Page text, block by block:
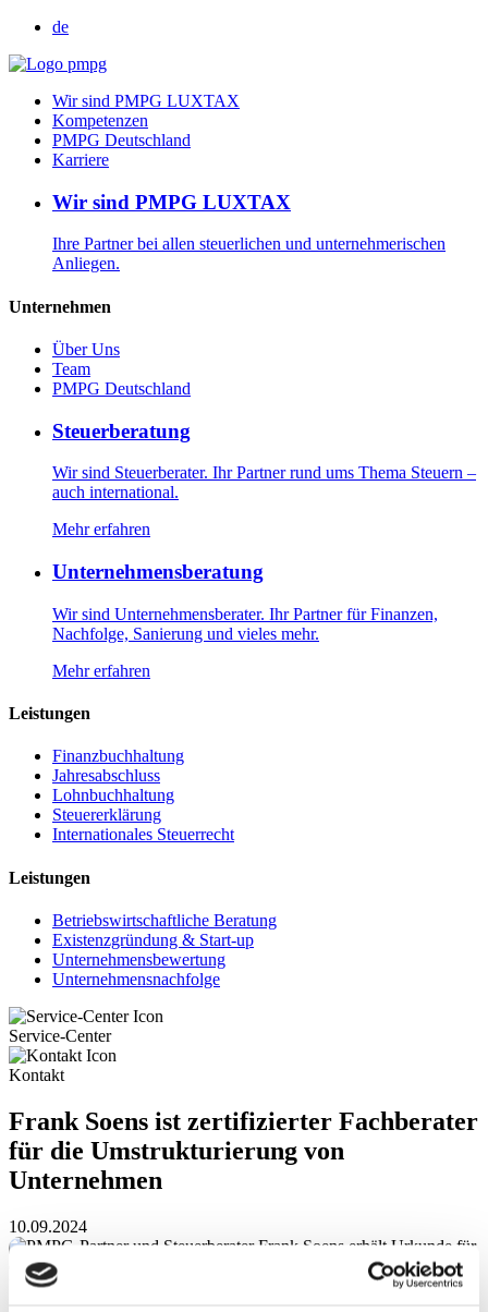
de
Wir sind PMPG LUXTAX
Kompetenzen
PMPG Deutschland
Karriere
Wir sind PMPG LUXTAX
Ihre Partner bei allen steuerlichen und unternehmerischen
Anliegen.
Unternehmen
Über Uns
Team
PMPG Deutschland
Steuerberatung
Wir sind Steuerberater. Ihr Partner rund ums Thema Steuern –
auch international.
Mehr erfahren
Unternehmensberatung
Wir sind Unternehmensberater. Ihr Partner für Finanzen,
Nachfolge, Sanierung und vieles mehr.
Mehr erfahren
Leistungen
Finanzbuchhaltung
Jahresabschluss
Lohnbuchhaltung
Steuererklärung
Internationales Steuerrecht
Leistungen
Betriebswirtschaftliche Beratung
Existenzgründung & Start-up
Unternehmensbewertung
Unternehmensnachfolge
Service-Center
Kontakt
Frank Soens ist zertifizierter Fachberater
für die Umstrukturierung von
Unternehmen
10.09.2024